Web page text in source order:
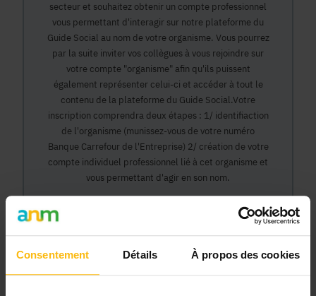
Consentement Détails À propos des cookies
secteur et souhaitez obtenir un compte professionnel
vous permettant d'interagir sur notre plateforme du
Guide Social au nom de votre organisme. Vous pourrez
par la suite inviter vos collègues à vous rejoindre sur
votre compte "organisme" afin qu'ils puissent
également représenter celui-ci et accéder à tout le
contenu de la plateforme du Guide Social.Votre
inscription comprendra deux étapes : 1/ identifiaction
de l'organisme (munissez-vous de votre numéro
Banque Carrefour de l'Entreprise) 2/ création de votre
compte individuel professionnel lié à cet organisme et
vous permettant d'agir en son nom.